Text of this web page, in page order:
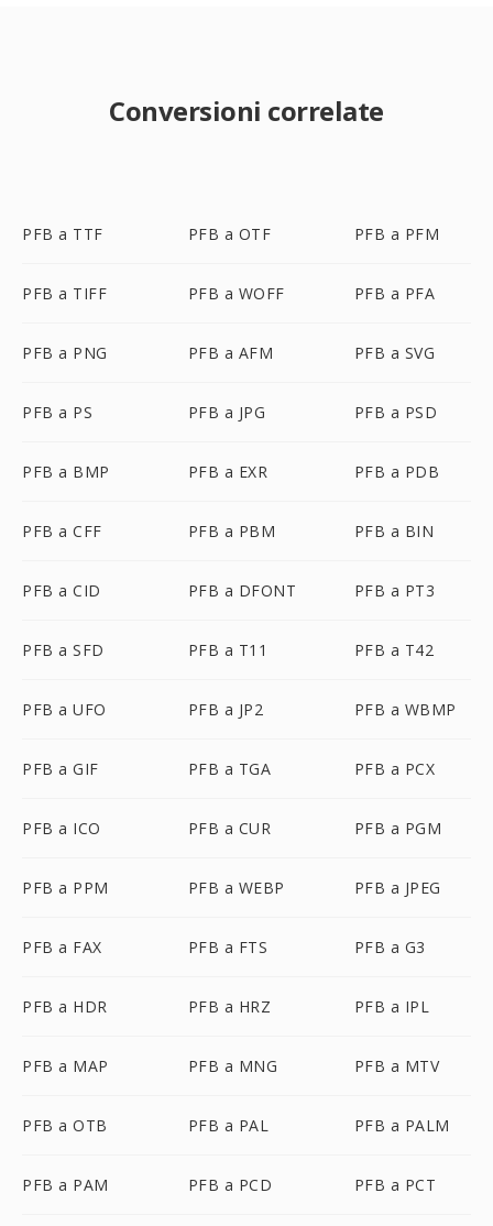
Conversioni correlate
PFB a TTF PFB a OTF PFB a PFM
PFB a TIFF PFB a WOFF PFB a PFA
PFB a PNG PFB a AFM PFB a SVG
PFB a PS PFB a JPG PFB a PSD
PFB a BMP PFB a EXR PFB a PDB
PFB a CFF PFB a PBM PFB a BIN
PFB a CID PFB a DFONT PFB a PT3
PFB a SFD PFB a T11 PFB a T42
PFB a UFO PFB a JP2 PFB a WBMP
PFB a GIF PFB a TGA PFB a PCX
PFB a ICO PFB a CUR PFB a PGM
PFB a PPM PFB a WEBP PFB a JPEG
PFB a FAX PFB a FTS PFB a G3
PFB a HDR PFB a HRZ PFB a IPL
PFB a MAP PFB a MNG PFB a MTV
PFB a OTB PFB a PAL PFB a PALM
PFB a PAM PFB a PCD PFB a PCT